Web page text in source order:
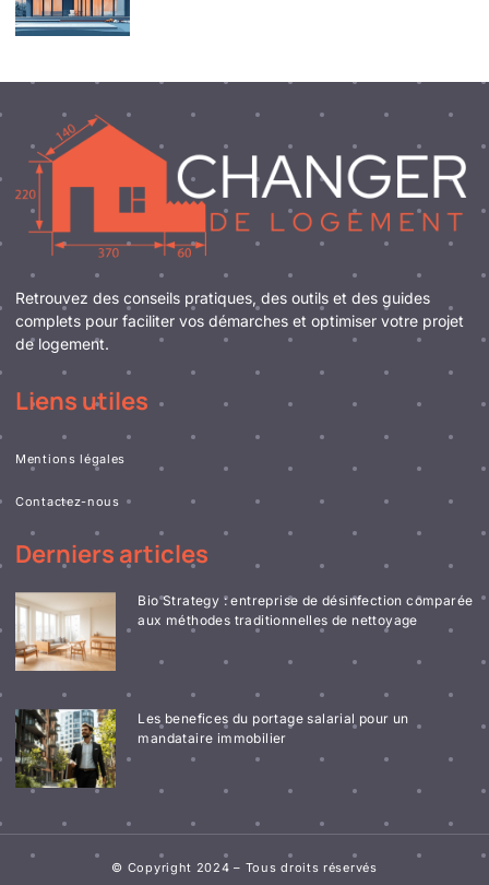
Retrouvez des conseils pratiques, des outils et des guides
complets pour faciliter vos démarches et optimiser votre projet
de logement.
Liens utiles
Mentions légales
Contactez-nous
Derniers articles
Bio Strategy : entreprise de désinfection comparée
aux méthodes traditionnelles de nettoyage
Les benefices du portage salarial pour un
mandataire immobilier
© Copyright 2024 – Tous droits réservés